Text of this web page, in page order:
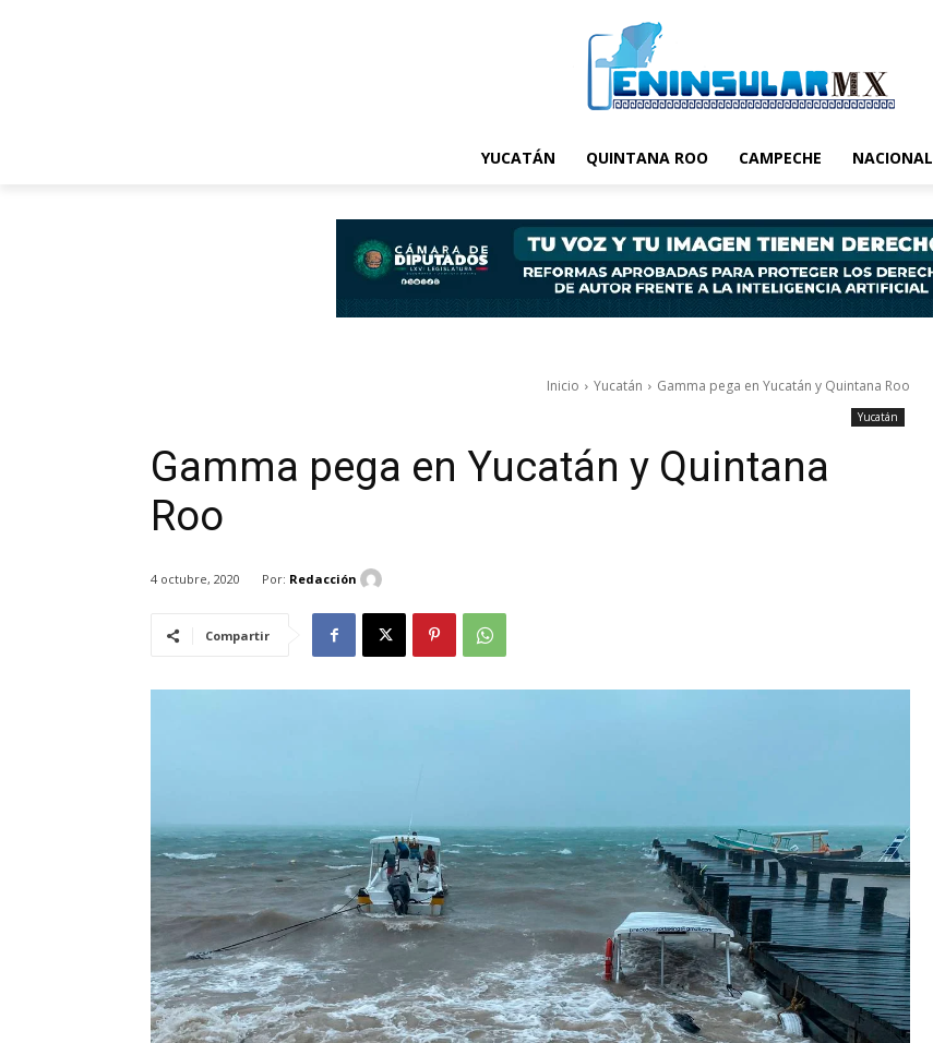
YUCATÁN QUINTANA ROO CAMPECHE NACIONAL
Inicio Yucatán Gamma pega en Yucatán y Quintana Roo
Yucatán
Gamma pega en Yucatán y Quintana
Roo
4 octubre, 2020 Por: Redacción
Compartir